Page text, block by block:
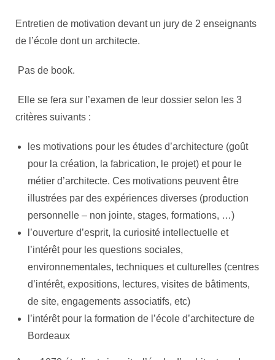
Entretien de motivation devant un jury de 2 enseignants
de l’école dont un architecte.
Pas de book.
Elle se fera sur l’examen de leur dossier selon les 3
critères suivants :
les motivations pour les études d’architecture (goût
pour la création, la fabrication, le projet) et pour le
métier d’architecte. Ces motivations peuvent être
illustrées par des expériences diverses (production
personnelle – non jointe, stages, formations, …)
l’ouverture d’esprit, la curiosité intellectuelle et
l’intérêt pour les questions sociales,
environnementales, techniques et culturelles (centres
d’intérêt, expositions, lectures, visites de bâtiments,
de site, engagements associatifs, etc)
l’intérêt pour la formation de l’école d’architecture de
Bordeaux